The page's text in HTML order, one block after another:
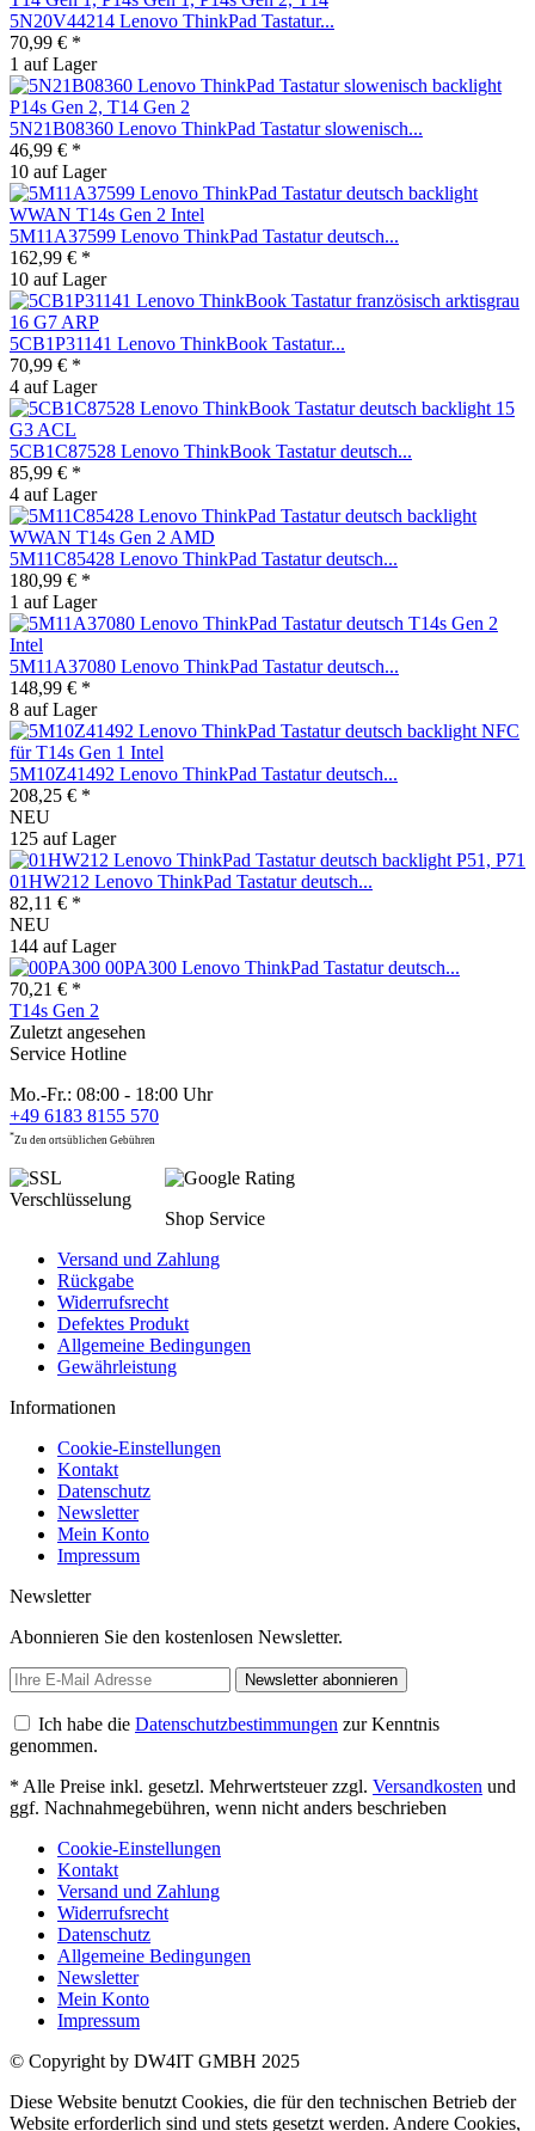
5N20V44214 Lenovo ThinkPad Tastatur...
70,99 € *
1 auf Lager
5N21B08360 Lenovo ThinkPad Tastatur slowenisch...
46,99 € *
10 auf Lager
5M11A37599 Lenovo ThinkPad Tastatur deutsch...
162,99 € *
10 auf Lager
5CB1P31141 Lenovo ThinkBook Tastatur...
70,99 € *
4 auf Lager
5CB1C87528 Lenovo ThinkBook Tastatur deutsch...
85,99 € *
4 auf Lager
5M11C85428 Lenovo ThinkPad Tastatur deutsch...
180,99 € *
1 auf Lager
5M11A37080 Lenovo ThinkPad Tastatur deutsch...
148,99 € *
8 auf Lager
5M10Z41492 Lenovo ThinkPad Tastatur deutsch...
208,25 € *
NEU
125 auf Lager
01HW212 Lenovo ThinkPad Tastatur deutsch...
82,11 € *
NEU
144 auf Lager
00PA300 Lenovo ThinkPad Tastatur deutsch...
70,21 € *
T14s Gen 2
Zuletzt angesehen
Service Hotline
Mo.-Fr.: 08:00 - 18:00 Uhr
+49 6183 8155 570
*Zu den ortsüblichen Gebühren
Shop Service
Versand und Zahlung
Rückgabe
Widerrufsrecht
Defektes Produkt
Allgemeine Bedingungen
Gewährleistung
Informationen
Cookie-Einstellungen
Kontakt
Datenschutz
Newsletter
Mein Konto
Impressum
Newsletter
Abonnieren Sie den kostenlosen Newsletter.
Newsletter abonnieren
Ich habe die Datenschutzbestimmungen zur Kenntnis
genommen.
* Alle Preise inkl. gesetzl. Mehrwertsteuer zzgl. Versandkosten und
ggf. Nachnahmegebühren, wenn nicht anders beschrieben
Cookie-Einstellungen
Kontakt
Versand und Zahlung
Widerrufsrecht
Datenschutz
Allgemeine Bedingungen
Newsletter
Mein Konto
Impressum
© Copyright by DW4IT GMBH 2025
Diese Website benutzt Cookies, die für den technischen Betrieb der
Website erforderlich sind und stets gesetzt werden. Andere Cookies,